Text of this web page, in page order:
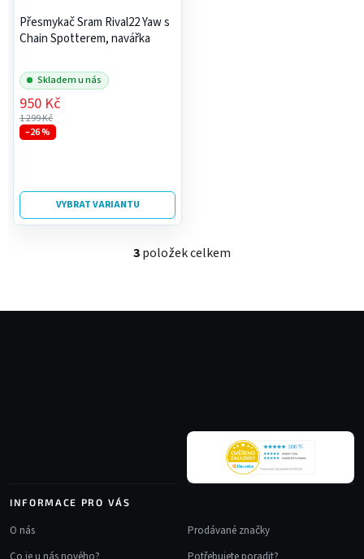
Přesmykač Sram Rival22 Yaw s
Chain Spotterem, navářka
Skladem u nás
1 299 Kč
950 Kč
–26 %
VYBRAT VARIANTU
O
á
v
y
p
3položek celkem
INFORMACE PRO VÁS
O nás
Prodávané značky